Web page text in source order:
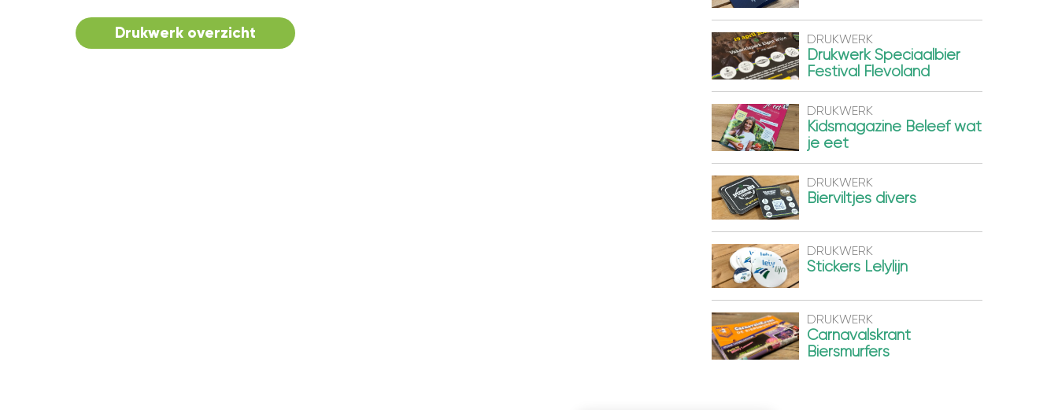
Drukwerk overzicht DRUKWERK
Drukwerk Speciaalbier
Festival Flevoland
DRUKWERK
Kidsmagazine Beleef wat
je eet
DRUKWERK
Bierviltjes divers
DRUKWERK
Stickers Lelylijn
DRUKWERK
Carnavalskrant
Biersmurfers